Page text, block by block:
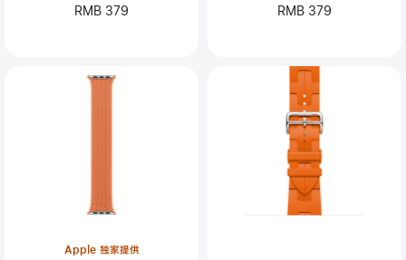
RMB 379 RMB 379
Apple 独家提供